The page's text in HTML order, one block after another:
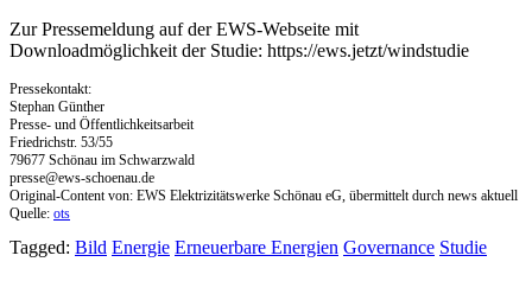
Zur Pressemeldung auf der EWS-Webseite mit
Downloadmöglichkeit der Studie: https://ews.jetzt/windstudie
Pressekontakt:
Stephan Günther
Presse- und Öffentlichkeitsarbeit
Friedrichstr. 53/55
79677 Schönau im Schwarzwald
presse@ews-schoenau.de
Original-Content von: EWS Elektrizitätswerke Schönau eG, übermittelt durch news aktuell
Quelle: ots
Tagged: Bild Energie Erneuerbare Energien Governance Studie